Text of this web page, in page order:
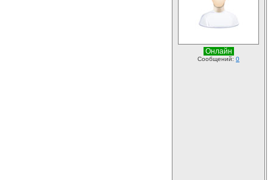
Онлайн
Сообщений: 0